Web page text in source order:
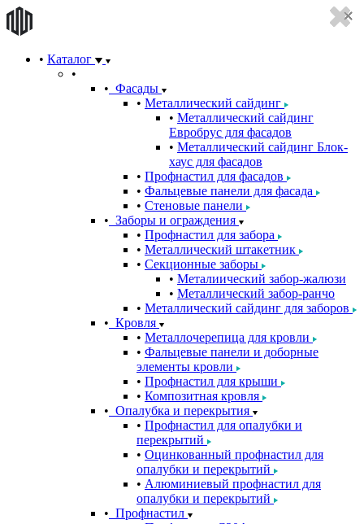
Каталог
Фасады
Металлический сайдинг
Металлический сайдинг
Евробрус для фасадов
Металлический сайдинг Блок-
хаус для фасадов
Профнастил для фасадов
Фальцевые панели для фасада
Стеновые панели
Заборы и ограждения
Профнастил для забора
Металлический штакетник
Секционные заборы
Металиический забор-жалюзи
Металлический забор-ранчо
Металлический сайдинг для заборов
Кровля
Металлочерепица для кровли
Фальцевые панели и доборные
элементы кровли
Профнастил для крыши
Композитная кровля
Опалубка и перекрытия
Профнастил для опалубки и
перекрытий
Оцинкованный профнастил для
опалубки и перекрытий
Алюминиевый профнастил для
опалубки и перекрытий
Профнастил